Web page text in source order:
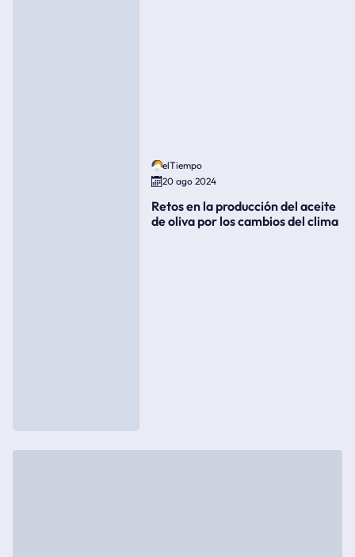
elTiempo
20 ago 2024
Retos en la producción del aceite
de oliva por los cambios del clima